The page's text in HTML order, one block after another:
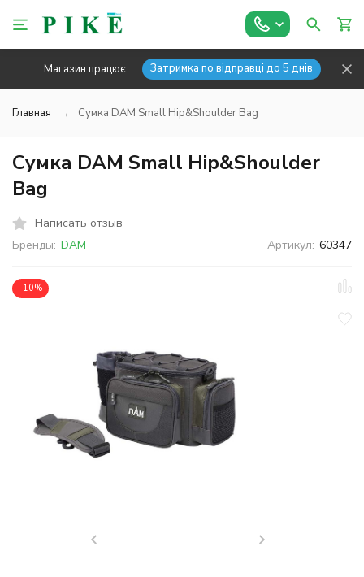
Магазин працює Затримка по відправці до 5 днів
Главная Сумка DAM Small Hip&Shoulder Bag
Сумка DAM Small Hip&Shoulder
Bag
Написать отзыв
Бренды: DAM Артикул: 60347
-10%